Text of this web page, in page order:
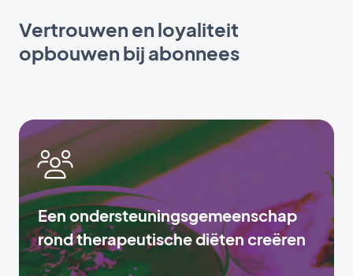
Vertrouwen en loyaliteit
opbouwen bij abonnees
Een ondersteuningsgemeenschap
rond therapeutische diëten creëren